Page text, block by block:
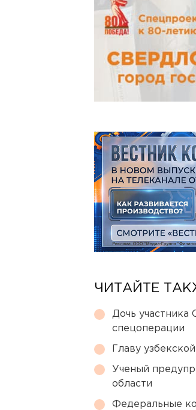
ЧИТАЙТЕ
Дочь участника
спецоперации
Главу
Ученый
области
Федеральные